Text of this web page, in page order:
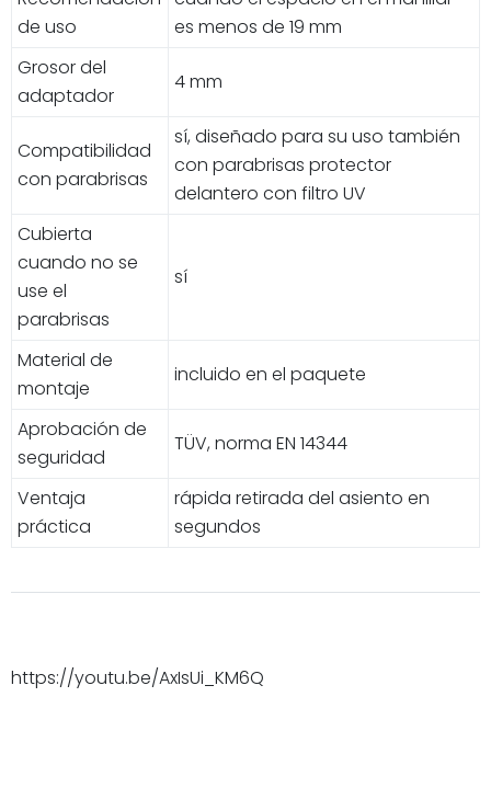
de uso
es menos de 19 mm
Grosor del
adaptador
4 mm
Compatibilidad
con parabrisas
sí, diseñado para su uso también
con parabrisas protector
delantero con filtro UV
Cubierta
cuando no se
use el
parabrisas
sí
Material de
montaje
incluido en el paquete
Aprobación de
seguridad
TÜV, norma EN 14344
Ventaja
práctica
rápida retirada del asiento en
segundos
https://youtu.be/AxIsUi_KM6Q